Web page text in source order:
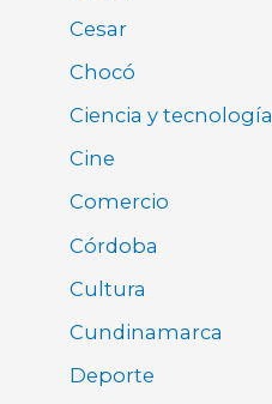
Cesar
Chocó
Ciencia y tecnología
Cine
Comercio
Córdoba
Cultura
Cundinamarca
Deporte